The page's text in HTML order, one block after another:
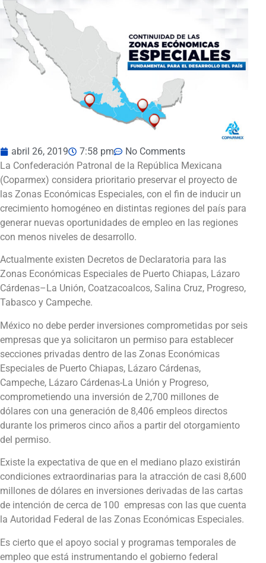
abril 26, 2019 7:58 pm
No Comments
La Confederación Patronal de la República Mexicana
(Coparmex) considera prioritario preservar el proyecto de
las Zonas Económicas Especiales, con el fin de inducir un
crecimiento homogéneo en distintas regiones del país para
generar nuevas oportunidades de empleo en las regiones
con menos niveles de desarrollo.
Actualmente existen Decretos de Declaratoria para las
Zonas Económicas Especiales de Puerto Chiapas, Lázaro
Cárdenas–La Unión, Coatzacoalcos, Salina Cruz, Progreso,
Tabasco y Campeche.
México no debe perder inversiones comprometidas por seis
empresas que ya solicitaron un permiso para establecer
secciones privadas dentro de las Zonas Económicas
Especiales de Puerto Chiapas, Lázaro Cárdenas,
Campeche, Lázaro Cárdenas-La Unión y Progreso,
comprometiendo una inversión de 2,700 millones de
dólares con una generación de 8,406 empleos directos
durante los primeros cinco años a partir del otorgamiento
del permiso.
Existe la expectativa de que en el mediano plazo existirán
condiciones extraordinarias para la atracción de casi 8,600
millones de dólares en inversiones derivadas de las cartas
de intención de cerca de 100 empresas con las que cuenta
la Autoridad Federal de las Zonas Económicas Especiales.
Es cierto que el apoyo social y programas temporales de
empleo que está instrumentando el gobierno federal